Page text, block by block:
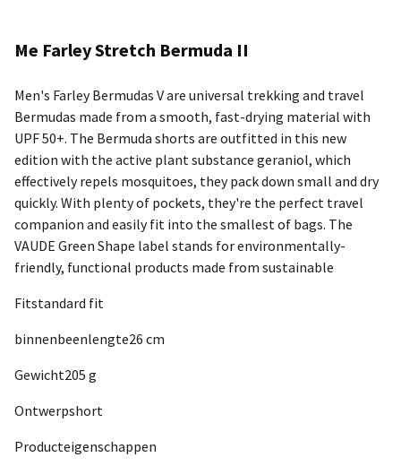
Me Farley Stretch Bermuda II
Men's Farley Bermudas V are universal trekking and travel
Bermudas made from a smooth, fast-drying material with
UPF 50+. The Bermuda shorts are outfitted in this new
edition with the active plant substance geraniol, which
effectively repels mosquitoes, they pack down small and dry
quickly. With plenty of pockets, they're the perfect travel
companion and easily fit into the smallest of bags. The
VAUDE Green Shape label stands for environmentally-
friendly, functional products made from sustainable
Fitstandard fit
binnenbeenlengte26 cm
Gewicht205 g
Ontwerpshort
Producteigenschappen